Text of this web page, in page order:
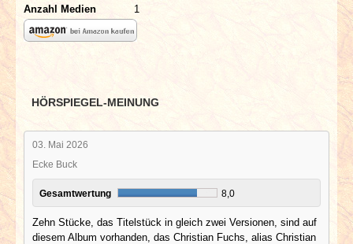
ARCHIV
Anzahl Medien
1
HÖRSPIEGEL-MEINUNG
03. Mai 2026
Ecke Buck
Gesamtwertung 8,0
Zehn Stücke, das Titelstück in gleich zwei Versionen, sind auf
diesem Album vorhanden, das Christian Fuchs, alias Christian